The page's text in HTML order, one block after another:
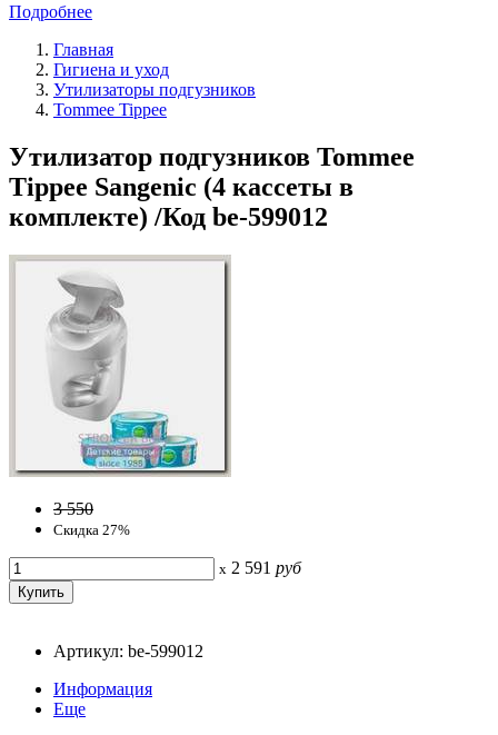
Подробнее
Главная
Гигиена и уход
Утилизаторы подгузников
Tommee Tippee
Утилизатор подгузников Tommee
Tippee Sangenic (4 кассеты в
комплекте) /Код be-599012
3 550
Скидка 27%
x 2 591 руб
Артикул: be-599012
Информация
Еще